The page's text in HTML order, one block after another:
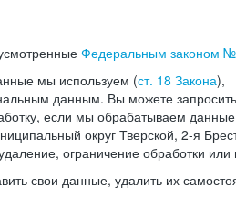
Федеральным законом №
мы используем (ст. 18 Закона),
данным. Вы можете
если мы обрабатываем
округ Тверской, 2-я
ограничение обработки или
свои данные, удалить их